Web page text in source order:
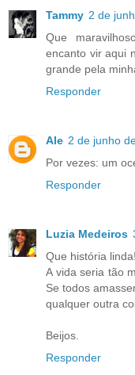
Tammy 2 de
Que
encanto vir aqui
grande pela
Responder
Ale 2 de junho
Por vezes: um
Responder
Luzia Medeiros
Que história linda!
A vida seria tão
Se todos
qualquer outra
Beijos.
Responder